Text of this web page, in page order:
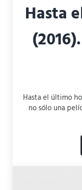
Hasta
Hasta el último
no sólo una